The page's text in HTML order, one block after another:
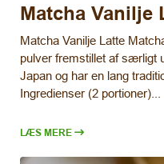
Matcha Vanilje
Matcha Vanilje Latte
pulver fremstillet af særligt
Japan og har en lang
Ingredienser (2 portioner)...
LÆS MERE